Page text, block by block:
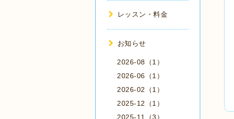
レッスン・料金
お知らせ
2026-08（1）
2026-06（1）
2026-02（1）
2025-12（1）
2025-11（3）